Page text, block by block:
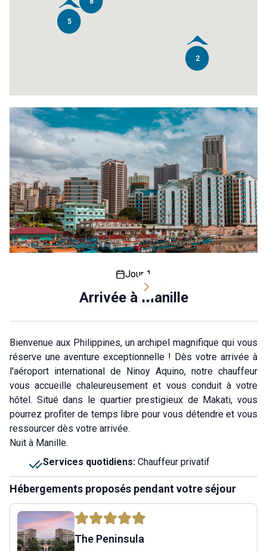
Jour 1
Arrivée à Manille
Bienvenue aux Philippines, un archipel magnifique qui vous
réserve une aventure exceptionnelle ! Dès votre arrivée à
l'aéroport international de Ninoy Aquino, notre chauffeur
vous accueille chaleureusement et vous conduit à votre
hôtel. Situé dans le quartier prestigieux de Makati, vous
pourrez profiter de temps libre pour vous détendre et vous
ressourcer dès votre arrivée.
Nuit à Manille.
Services quotidiens: Chauffeur privatif
Hébergements proposés pendant votre séjour
The Peninsula
2
5